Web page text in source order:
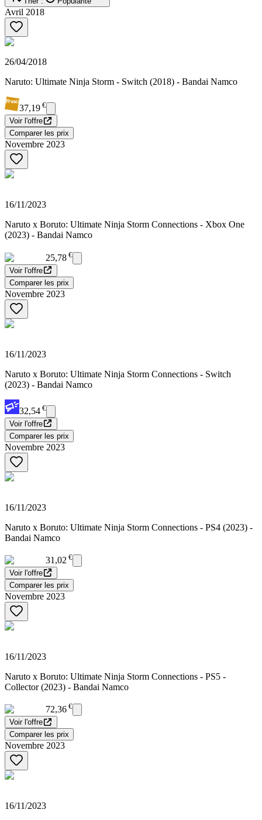
Avril 2018
26/04/2018
Naruto: Ultimate Ninja Storm - Switch (2018) - Bandai Namco
37,19 €
Voir l'offre
Comparer les prix
Novembre 2023
16/11/2023
Naruto x Boruto: Ultimate Ninja Storm Connections - Xbox One
(2023) - Bandai Namco
25,78 €
Voir l'offre
Comparer les prix
Novembre 2023
16/11/2023
Naruto x Boruto: Ultimate Ninja Storm Connections - Switch
(2023) - Bandai Namco
32,54 €
Voir l'offre
Comparer les prix
Novembre 2023
16/11/2023
Naruto x Boruto: Ultimate Ninja Storm Connections - PS4 (2023) -
Bandai Namco
31,02 €
Voir l'offre
Comparer les prix
Novembre 2023
16/11/2023
Naruto x Boruto: Ultimate Ninja Storm Connections - PS5 -
Collector (2023) - Bandai Namco
72,36 €
Voir l'offre
Comparer les prix
Novembre 2023
16/11/2023